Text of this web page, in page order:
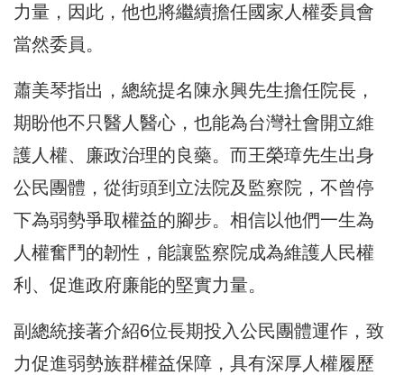
力量，因此，他也將繼續擔任國家人權委員會
當然委員。
蕭美琴指出，總統提名陳永興先生擔任院長，
期盼他不只醫人醫心，也能為台灣社會開立維
護人權、廉政治理的良藥。而王榮璋先生出身
公民團體，從街頭到立法院及監察院，不曾停
下為弱勢爭取權益的腳步。相信以他們一生為
人權奮鬥的韌性，能讓監察院成為維護人民權
利、促進政府廉能的堅實力量。
副總統接著介紹6位長期投入公民團體運作，致
力促進弱勢族群權益保障，具有深厚人權履歷